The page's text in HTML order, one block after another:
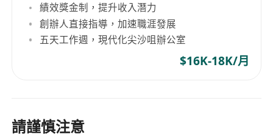
績效獎金制，提升收入潛力
創辦人直接指導，加速職涯發展
五天工作週，現代化尖沙咀辦公室
$16K-18K/月
請謹慎注意